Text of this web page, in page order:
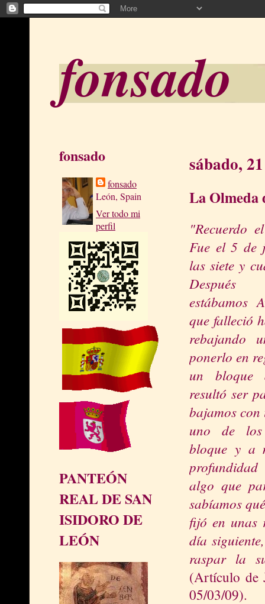
fonsado
fonsado
fonsado
León, Spain
Ver todo mi
perfil
PANTEÓN
REAL DE SAN
ISIDORO DE
LEÓN
sábado,
La Olmeda
"Recuerdo
Fue el 5
las siete y cu
estábamos
que falleció
rebajando
ponerlo en
un bloque
resultó ser
bajamos
uno de
bloque y a
algo que
sabíamos
fijó en unas
día
raspar la
(Artículo de
05/03/09).